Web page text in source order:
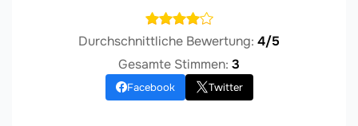
Durchschnittliche Bewertung: 4/5
Gesamte Stimmen: 3
Facebook Twitter